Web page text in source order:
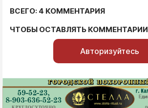
ВСЕГО: 4 КОММЕНТАРИЯ
ЧТОБЫ ОСТАВЛЯТЬ КОММЕНТАРИИ
Авторизуйтесь